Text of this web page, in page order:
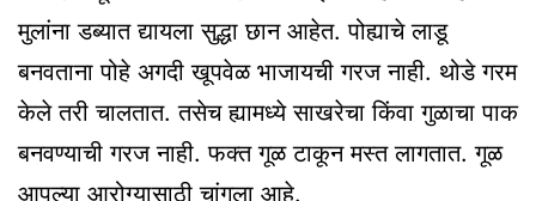
मुलांना डब्यात द्यायला सुद्धा छान आहेत. पोह्याचे लाडू
बनवताना पोहे अगदी खूपवेळ भाजायची गरज नाही. थोडे गरम
केले तरी चालतात. तसेच ह्यामध्ये साखरेचा किंवा गुळाचा पाक
बनवण्याची गरज नाही. फक्त गूळ टाकून मस्त लागतात. गूळ
आपल्या आरोग्यासाठी चांगला आहे.